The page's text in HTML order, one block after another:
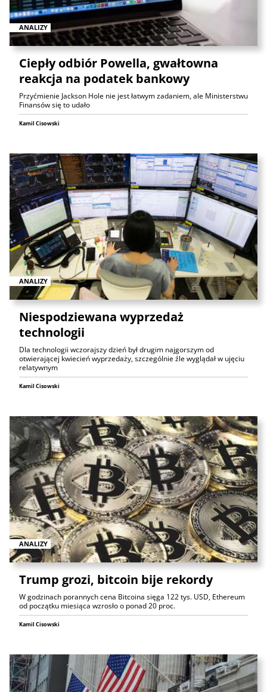
ANALIZY
Ciepły odbiór Powella, gwałtowna
reakcja na podatek bankowy
Przyćmienie Jackson Hole nie jest łatwym zadaniem, ale Ministerstwu
Finansów się to udało
Kamil Cisowski
ANALIZY
Niespodziewana wyprzedaż
technologii
Dla technologii wczorajszy dzień był drugim najgorszym od
otwierającej kwiecień wyprzedaży, szczególnie źle wyglądał w ujęciu
relatywnym
Kamil Cisowski
ANALIZY
Trump grozi, bitcoin bije rekordy
W godzinach porannych cena Bitcoina sięga 122 tys. USD, Ethereum
od początku miesiąca wzrosło o ponad 20 proc.
Kamil Cisowski